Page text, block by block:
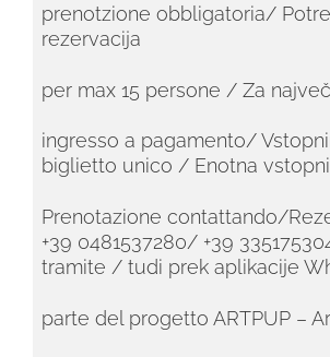
prenotzione obbligatoria/
rezervacija
per max 15 persone / Za
ingresso a pagamento/
biglietto unico / Enotna
Prenotazione contattando/
+39 0481537280/ +39
tramite / tudi prek aplikacije
parte del progetto ARTPUP –